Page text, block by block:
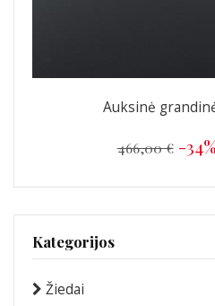
Auksinė
466,00 € -34%
Kategorijos
Žiedai